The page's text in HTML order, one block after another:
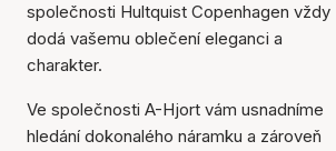
společnosti Hultquist Copenhagen vždy
dodá vašemu oblečení eleganci a
charakter.
Ve společnosti A-Hjort vám usnadníme
hledání dokonalého náramku a zároveň